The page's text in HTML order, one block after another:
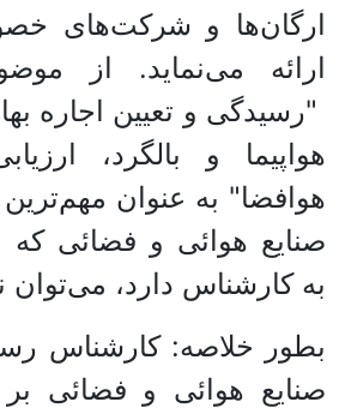
ارگان‌ها و شرکت‌های
ارائه می‌نماید. از
"رسیدگی و تعیین اجاره
هواپیما و بالگرد،
هوافضا" به عنوان
صنایع هوائی و فضائی که
به کارشناس دارد، می‌توان
بطور خلاصه: کارشناس
صنایع هوائی و فضائی